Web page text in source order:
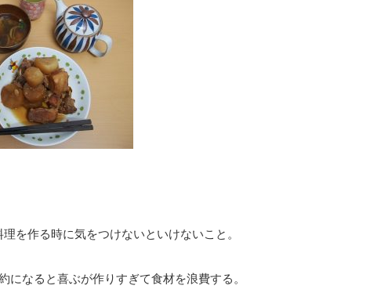
を作る時に気をつけないといけないこと。
になると喜ぶが作りすぎて食材を浪費する。